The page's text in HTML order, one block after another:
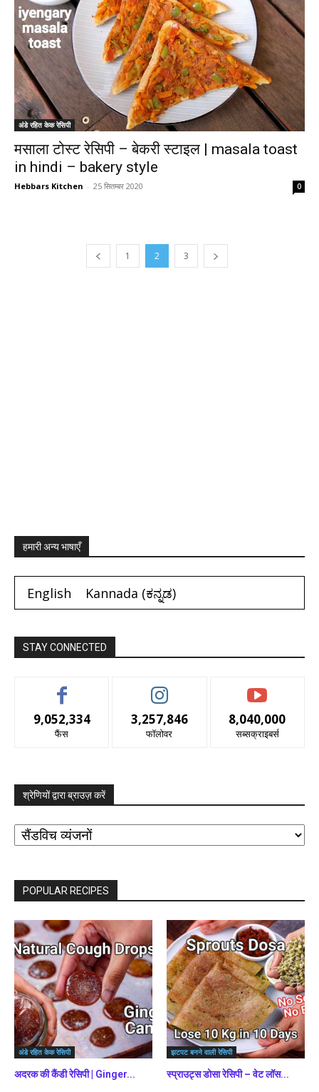
अंडे रहित केक रेसिपी
मसाला टोस्ट रेसिपी – बेकरी स्टाइल | masala toast
in hindi – bakery style
Hebbars Kitchen - 25 सितम्बर 2020 0
1 2 3
हमारी अन्य भाषाएँ
English Kannada (ಕನ್ನಡ)
STAY CONNECTED
9,052,334
फैंस
3,257,846
फॉलोवर
8,040,000
सब्सक्राइबर्स
श्रेणियों द्वारा ब्राउज़ करें
श्रेणियों
द्वारा
POPULAR RECIPES
अंडे रहित केक रेसिपी
अदरक की कैंडी रेसिपी | Ginger...
झटपट बनने वाली रेसिपी
स्प्राउट्स डोसा रेसिपी – वेट लॉस...